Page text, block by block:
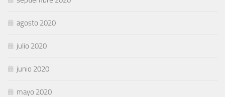
agosto 2020
julio 2020
junio 2020
mayo 2020